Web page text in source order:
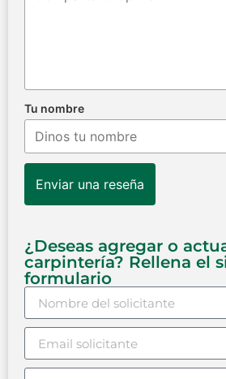
Tu nombre
Enviar una reseña
¿Deseas agregar o
carpintería? Rellena el
formulario